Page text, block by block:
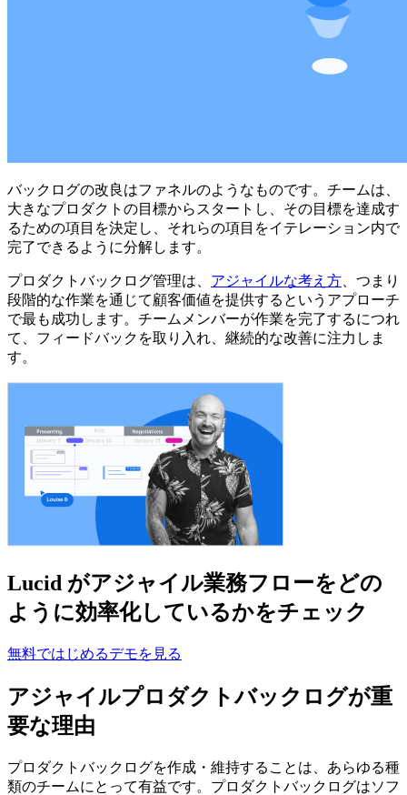
バックログの改良はファネルのようなものです。チームは、
大きなプロダクトの目標からスタートし、その目標を達成す
るための項目を決定し、それらの項目をイテレーション内で
完了できるように分解します。
プロダクトバックログ管理は、 アジャイルな考え方 、つまり
段階的な作業を通じて顧客価値を提供するというアプローチ
で最も成功します。チームメンバーが作業を完了するにつれ
て、フィードバックを取り入れ、継続的な改善に注力しま
す。
Lucid がアジャイル業務フローをどの
ように効率化しているかをチェック
無料ではじめるデモを見る
アジャイルプロダクトバックログが重
要な理由
プロダクトバックログを作成・維持することは、あらゆる種
類のチームにとって有益です。プロダクトバックログはソフ